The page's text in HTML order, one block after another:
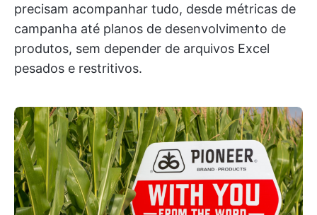
precisam acompanhar tudo, desde métricas de
campanha até planos de desenvolvimento de
produtos, sem depender de arquivos Excel
pesados e restritivos.